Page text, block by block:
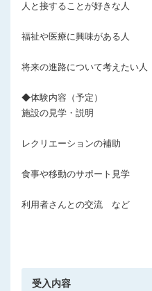
人と接することが好きな人
福祉や医療に興味がある人
将来の進路について考えたい人
◆体験内容（予定）
施設の見学・説明
レクリエーションの補助
食事や移動のサポート見学
利用者さんとの交流 など
受入内容